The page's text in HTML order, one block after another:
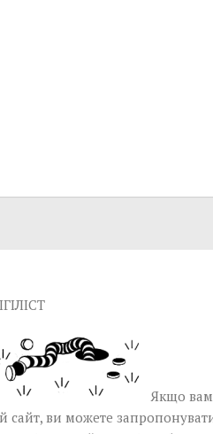
Якщо вам
сайт, ви можете